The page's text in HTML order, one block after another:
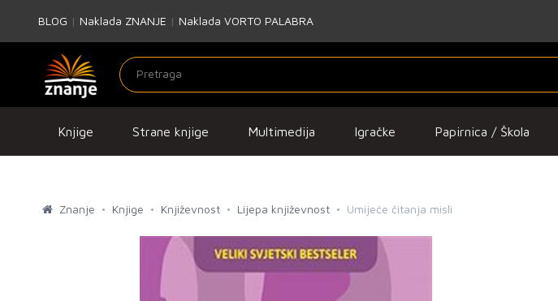
BLOG | Naklada ZNANJE | Naklada VORTO PALABRA
Knjige Strane knjige Multimedija Igračke Papirnica / Škola
Znanje Knjige Književnost Lijepa književnost Umijeće čitanja misli